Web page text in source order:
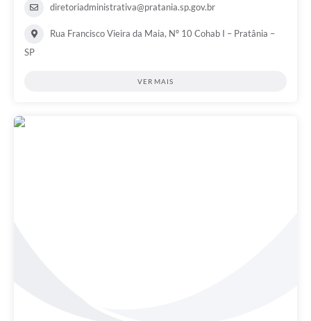
diretoriadministrativa@pratania.sp.gov.br
Rua Francisco Vieira da Maia, Nº 10 Cohab I – Pratânia –
SP
VER MAIS